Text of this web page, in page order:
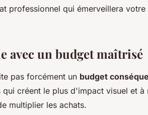
professionnel qui émerveillera
avec un budget maîtrisé
pas forcément un budget
créent le plus d'impact visuel et à
multiplier les achats.